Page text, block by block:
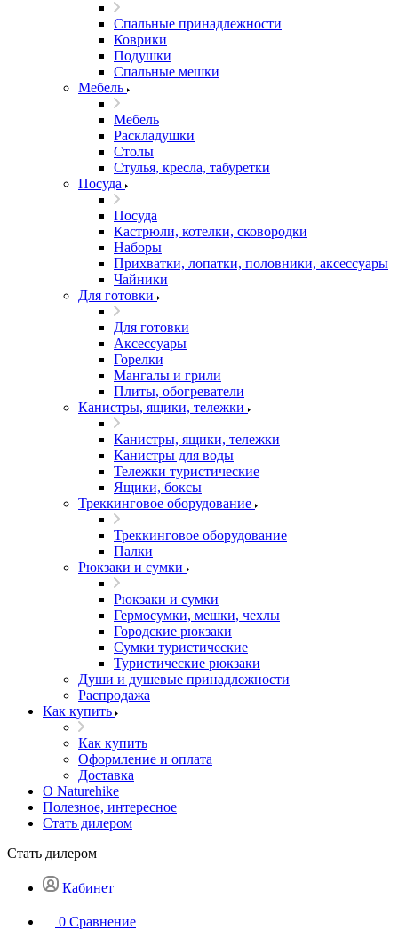
Спальные принадлежности
Коврики
Подушки
Спальные мешки
Мебель
Мебель
Раскладушки
Столы
Стулья, кресла, табуретки
Посуда
Посуда
Кастрюли, котелки, сковородки
Наборы
Прихватки, лопатки, половники, аксессуары
Чайники
Для готовки
Для готовки
Аксессуары
Горелки
Мангалы и грили
Плиты, обогреватели
Канистры, ящики, тележки
Канистры, ящики, тележки
Канистры для воды
Тележки туристические
Ящики, боксы
Треккинговое оборудование
Треккинговое оборудование
Палки
Рюкзаки и сумки
Рюкзаки и сумки
Гермосумки, мешки, чехлы
Городские рюкзаки
Сумки туристические
Туристические рюкзаки
Души и душевые принадлежности
Распродажа
Как купить
Как купить
Оформление и оплата
Доставка
О Naturehike
Полезное, интересное
Стать дилером
Стать дилером
Кабинет
0 Сравнение